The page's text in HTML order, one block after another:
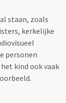
staan, zoals
kerkelijke
personen
kind ook vaak